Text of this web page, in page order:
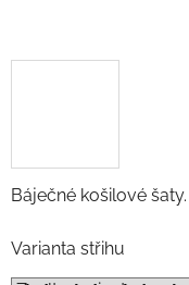
Báječné košilové šaty.
Varianta střihu